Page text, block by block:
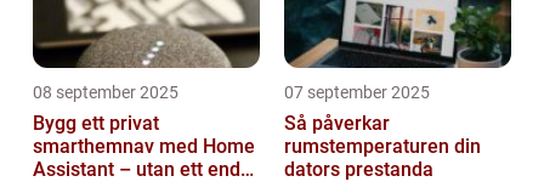
08 september 2025
Bygg ett privat
smarthemnav med Home
Assistant – utan ett enda
07 september 2025
Så påverkar
rumstemperaturen din
dators prestanda